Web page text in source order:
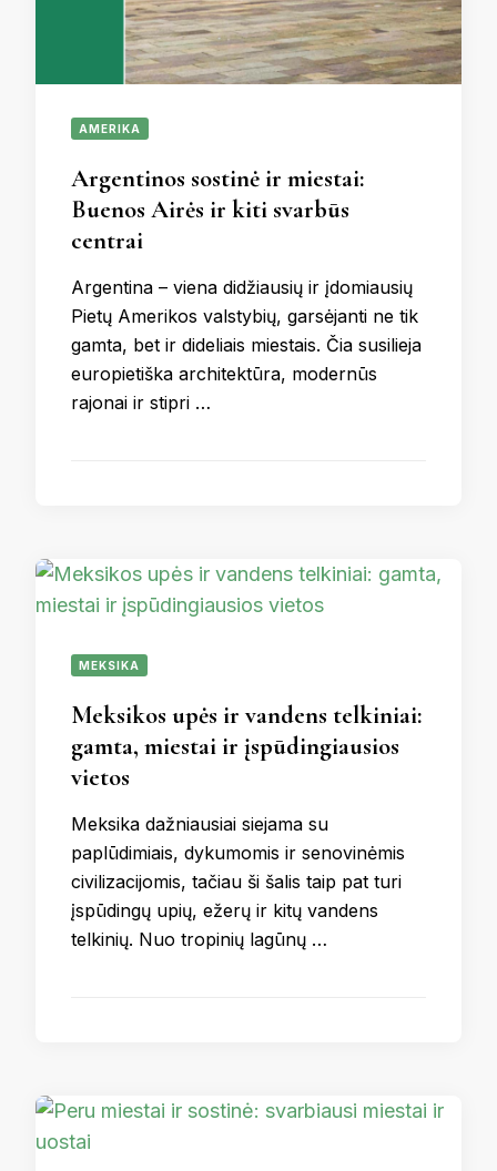
AMERIKA
Argentinos sostinė ir miestai:
Buenos Airės ir kiti svarbūs
centrai
Argentina – viena didžiausių ir įdomiausių
Pietų Amerikos valstybių, garsėjanti ne tik
gamta, bet ir dideliais miestais. Čia susilieja
europietiška architektūra, modernūs
rajonai ir stipri …
MEKSIKA
Meksikos upės ir vandens telkiniai:
gamta, miestai ir įspūdingiausios
vietos
Meksika dažniausiai siejama su
paplūdimiais, dykumomis ir senovinėmis
civilizacijomis, tačiau ši šalis taip pat turi
įspūdingų upių, ežerų ir kitų vandens
telkinių. Nuo tropinių lagūnų …